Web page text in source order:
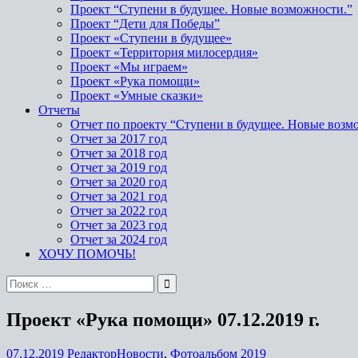
Проект “Ступени в будущее. Новые возможности.”
Проект “Дети для Победы”
Проект «Ступени в будущее»
Проект «Территория милосердия»
Проект «Мы играем»
Проект «Рука помощи»
Проект «Умные сказки»
Отчеты
Отчет по проекту “Ступени в будущее. Новые
Отчет за 2017 год
Отчет за 2018 год
Отчет за 2019 год
Отчет за 2020 год
Отчет за 2021 год
Отчет за 2022 год
Отчет за 2023 год
Отчет за 2024 год
ХОЧУ ПОМОЧЬ!
Проект «Рука помощи» 07.12.2019 г.
07.12.2019 РедакторНовости, Фотоальбом 2019